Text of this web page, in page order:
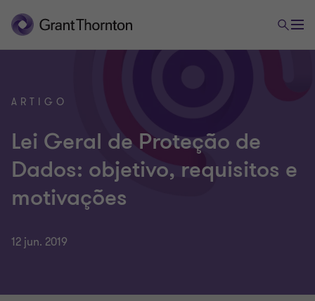
ARTIGO
Lei Geral de Proteção de
Dados: objetivo, requisitos e
motivações
12 jun. 2019